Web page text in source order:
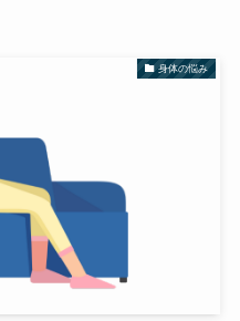
身体の悩み